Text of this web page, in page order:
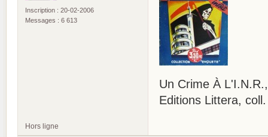
Inscription : 20-02-2006
Messages : 6 613
Un Crime À
Editions Littera,
Hors ligne